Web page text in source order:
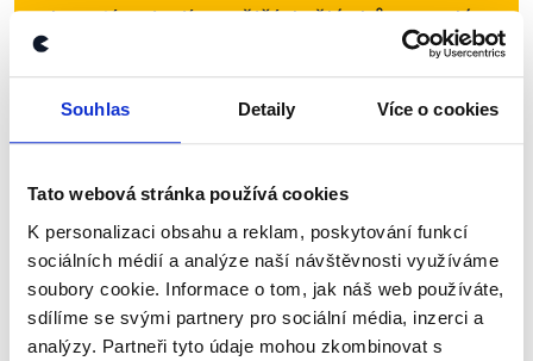
Souhlas Detaily Více o cookies
Tato webová stránka používá cookies
K personalizaci obsahu a reklam, poskytování funkcí
sociálních médií a analýze naší návštěvnosti využíváme
soubory cookie. Informace o tom, jak náš web používáte,
sdílíme se svými partnery pro sociální média, inzerci a
analýzy. Partneři tyto údaje mohou zkombinovat s
shrnutí nejzajímavějších článků a analýz.
Začněte nás odebírat, a mějte tak
nepravdy se zrovna v Česku šíří.
Newsletter WhatsApp
Sociální sítě